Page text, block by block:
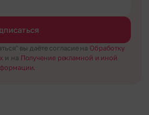
вы даёте согласие на Обработку
и на Получение рекламной и иной